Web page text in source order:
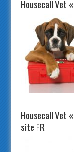
Housecall Vet
Housecall Vet
site FR